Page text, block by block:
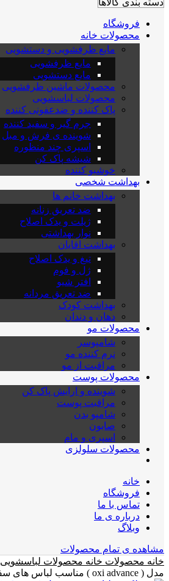
فروشگاه
محصولات خانه
مایع ظرفشویی و دستشویی
مایع ظرفشویی
مایع دستشویی
محصولات ماشین ظرفشویی
محصولات لباسشویی
پاک کننده و ضدعفونی کننده
جرم گیر و سفید کننده
شوینده ی فرش و مبل
اسپری چند منظوره
شیشه پاک کن
خوشبو کننده
بهداشت شخصی
بهداشت خانم ها
ضد تعریق زنانه
ژیلت و یدک اصلاح
نوار بهداشتی
بهداشت اقایان
تیغ و یدک اصلاح
ژل و فوم
افتر شیو
ضد تعریق مردانه
بهداشت کودک
دهان و دندان
محصولات مو
شامپوسر
نرم کننده مو
مراقبت از مو
محصولات پوست
شوینده و ارایش پاک کن
مراقبت پوست
شامپو بدن
صابون
اسپری و مام
محصولات سلولزی
خانه
فروشگاه
تماس با ما
درباره ی ما
وبلاگ
مشاهده ی تمام محصولات
خانه محصولات خانه محصولات لباسشویی
مدل ( oxi advance ) مناسب لباس های سفید 470گرم